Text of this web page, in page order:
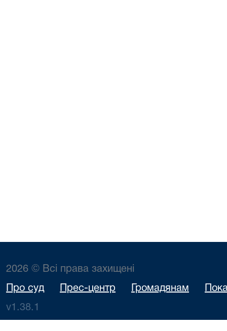
2026 © Всі права захищені
Про суд Прес-центр Громадянам
v1.38.1